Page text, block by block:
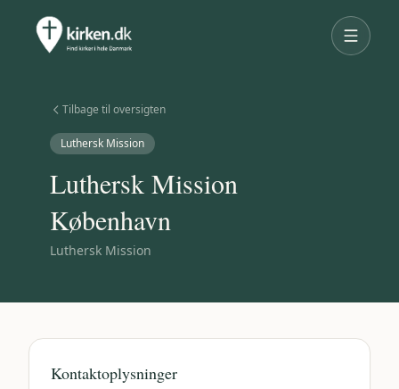
Tilbage til oversigten
Luthersk Mission
Luthersk Mission
København
Luthersk Mission
Kontaktoplysninger